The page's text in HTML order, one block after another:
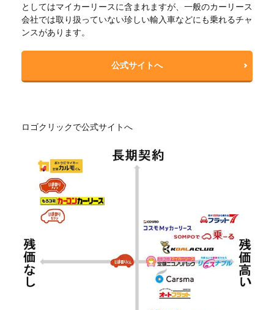
としてはマイカーリースに含まれますが、一般のカーリース
会社では取り扱っていない珍しい輸入車などにも乗れるチャ
ンスがあります。
公式サイトへ
ロゴクリックで公式サイトへ